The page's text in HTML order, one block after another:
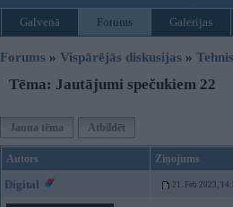
Galvenā Forums Galerijas
Forums » Vispārējās diskusijas »
Tēma: Jautājumi spečukiem 22
Jauna tēma Atbildēt
Autors Ziņojums
Digital 21. Feb 2023,